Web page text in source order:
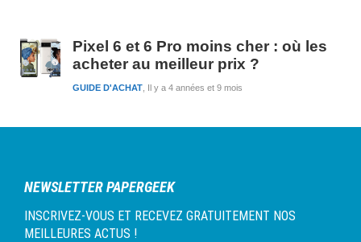
Pixel 6 et 6 Pro moins cher : où les
acheter au meilleur prix ?
Il y a 4 années et 9 mois
GUIDE D'ACHAT
NEWSLETTER PAPERGEEK
INSCRIVEZ-VOUS ET RECEVEZ GRATUITEMENT NOS
MEILLEURES ACTUS !